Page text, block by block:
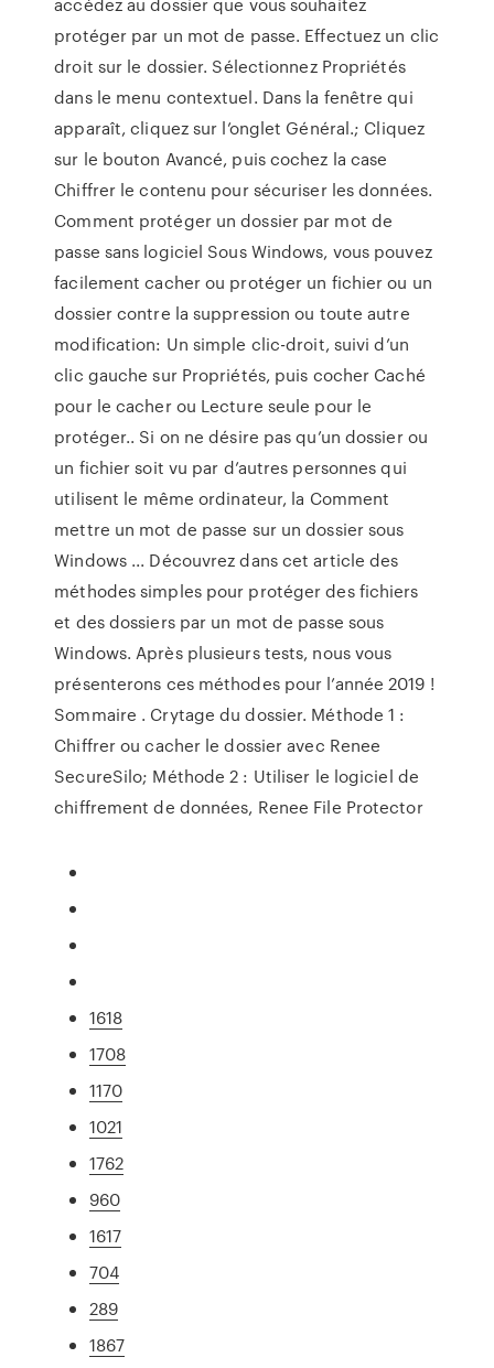
protéger par un mot de passe. Effectuez un clic
droit sur le dossier. Sélectionnez Propriétés
dans le menu contextuel. Dans la fenêtre qui
apparaît, cliquez sur l’onglet Général.; Cliquez
sur le bouton Avancé, puis cochez la case
Chiffrer le contenu pour sécuriser les données.
Comment protéger un dossier par mot de
passe sans logiciel Sous Windows, vous pouvez
facilement cacher ou protéger un fichier ou un
dossier contre la suppression ou toute autre
modification: Un simple clic-droit, suivi d’un
clic gauche sur Propriétés, puis cocher Caché
pour le cacher ou Lecture seule pour le
protéger.. Si on ne désire pas qu’un dossier ou
un fichier soit vu par d’autres personnes qui
utilisent le même ordinateur, la Comment
mettre un mot de passe sur un dossier sous
Windows ... Découvrez dans cet article des
méthodes simples pour protéger des fichiers
et des dossiers par un mot de passe sous
Windows. Après plusieurs tests, nous vous
présenterons ces méthodes pour l’année 2019 !
Sommaire . Crytage du dossier. Méthode 1 :
Chiffrer ou cacher le dossier avec Renee
SecureSilo; Méthode 2 : Utiliser le logiciel de
chiffrement de données, Renee File Protector
1618
1708
1170
1021
1762
960
1617
704
289
1867